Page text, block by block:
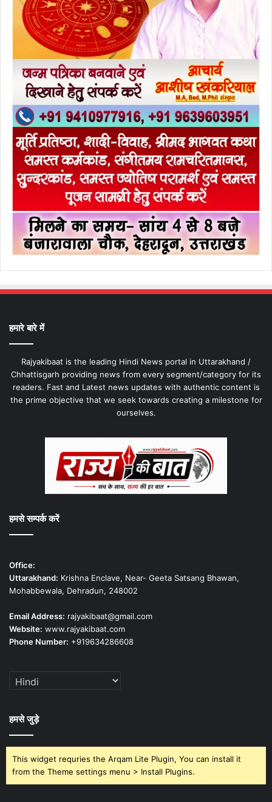
हमारे बारे में
Rajyakibaat is the leading Hindi News portal in Uttarakhand /
Chhattisgarh providing news from every segment/category for its
readers. Fast and Latest news updates with authentic content is
the prime objective that we seek towards creating a milestone for
ourselves.
हमसे सम्पर्क करें
Office:
Uttarakhand: Krishna Enclave, Near- Geeta Satsang Bhawan,
Mohabbewala, Dehradun, 248002
Email Address: rajyakibaat@gmail.com
Website: www.rajyakibaat.com
Phone Number: +919634286608
हमसे जुड़े
This widget requries the Arqam Lite Plugin, You can install it
from the Theme settings menu > Install Plugins.